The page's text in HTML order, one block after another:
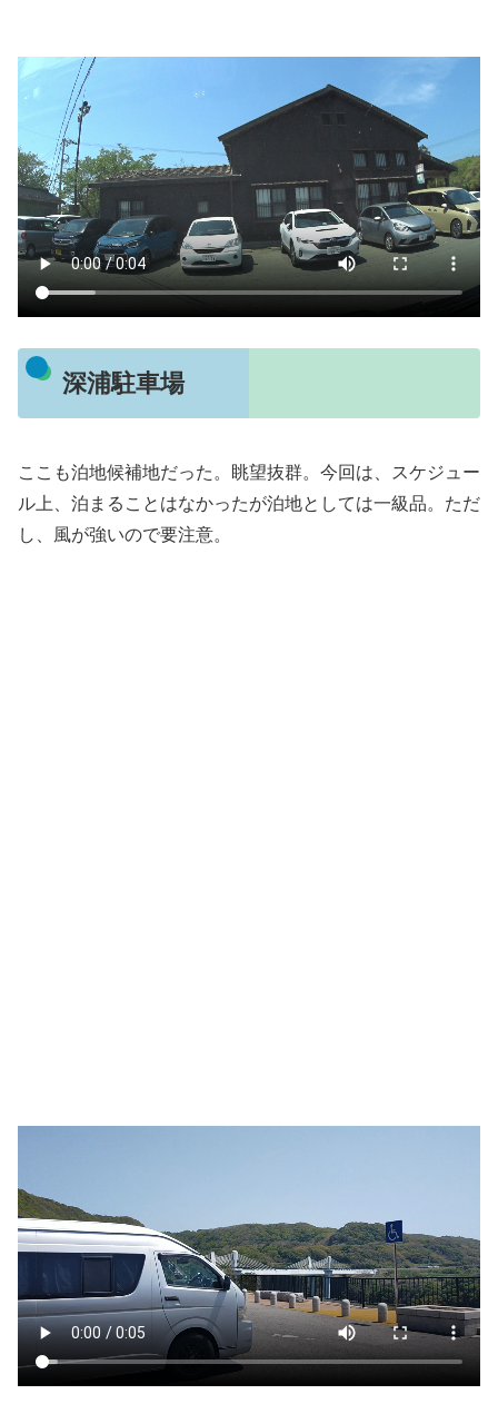
深浦駐車場
ここも泊地候補地だった。眺望抜群。今回は、スケジュー
ル上、泊まることはなかったが泊地としては一級品。ただ
し、風が強いので要注意。